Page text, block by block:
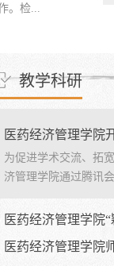
。检...
教学科研
医药经济管理学院
为促进学术交流、拓
济管理学院通过腾讯
医药经济管理学院
医药经济管理学院